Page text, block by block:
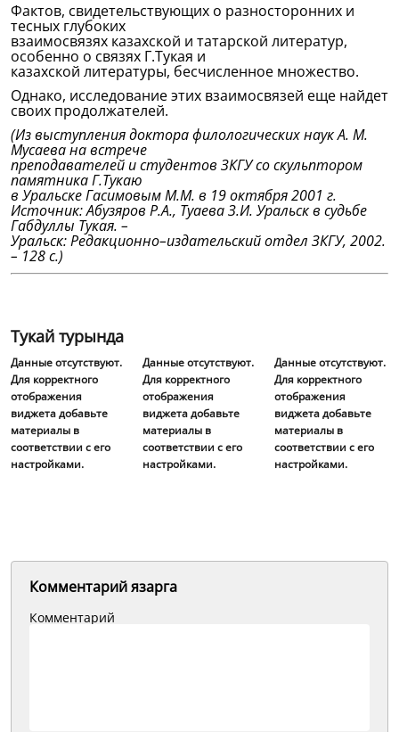
Фактов, свидетельствующих о разносторонних и
тесных глубоких
взаимосвязях казахской и татарской литератур,
особенно о связях Г.Тукая и
казахской литературы, бесчисленное множество.
Однако, исследование этих взаимосвязей еще найдет
своих продолжателей.
(Из выступления доктора филологических наук А. М.
Мусаева на встрече
преподавателей и студентов ЗКГУ со скульптором
памятника Г.Тукаю
в Уральске Гасимовым М.М. в 19 октября 2001 г.
Источник: Абузяров Р.А., Туаева З.И. Уральск в судьбе
Габдуллы Тукая. –
Уральск: Редакционно–издательский отдел ЗКГУ, 2002.
– 128 с.)
Тукай турында
Данные отсутствуют.
Для корректного
отображения
виджета добавьте
материалы в
соответствии с его
настройками.
Данные отсутствуют.
Для корректного
отображения
виджета добавьте
материалы в
соответствии с его
настройками.
Данные отсутствуют.
Для корректного
отображения
виджета добавьте
материалы в
соответствии с его
настройками.
Комментарий язарга
Комментарий